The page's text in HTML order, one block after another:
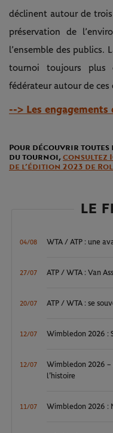
déclinent autour de
préservation de
l’ensemble des publics.
tournoi toujours plus
fédérateur autour de ces
--> Les
Pour découvrir toutes
du tournoi,consultez
de l’édition 2023 de
LE
04/08 WTA / ATP : une
27/07 ATP / WTA : Van
20/07 ATP / WTA : se
12/07 Wimbledon 2026 :
12/07
Wimbledon 2026 –
l’histoire
11/07 Wimbledon 2026 :